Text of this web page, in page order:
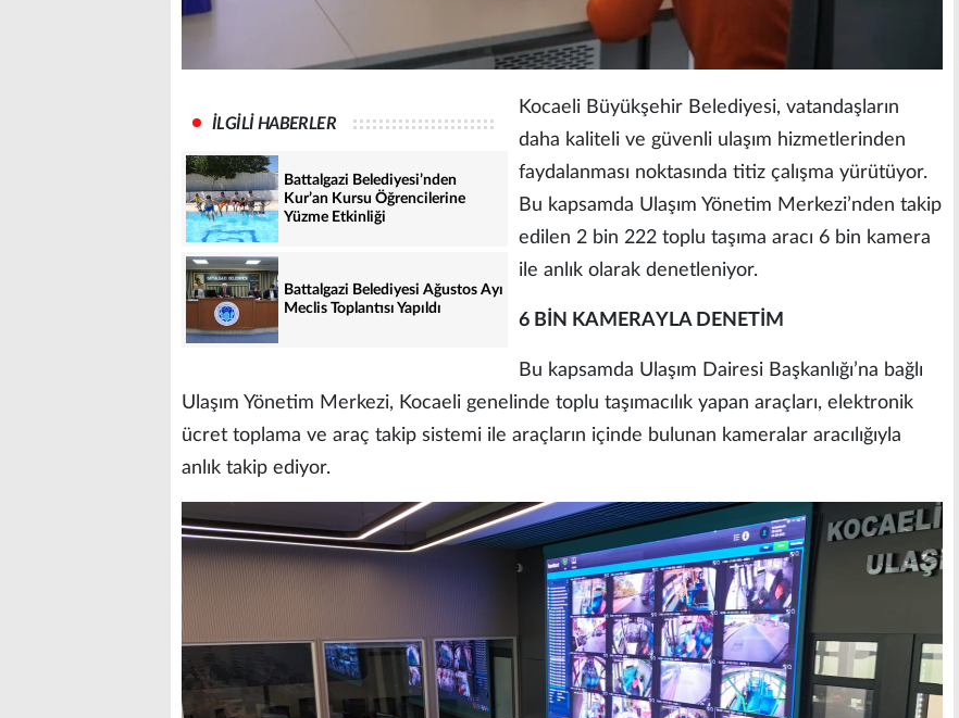
İLGİLİ HABERLER
Battalgazi Belediyesi’nden
Kur’an Kursu Öğrencilerine
Yüzme Etkinliği
Battalgazi Belediyesi Ağustos Ayı
Meclis Toplantısı Yapıldı
Kocaeli Büyükşehir Belediyesi, vatandaşların
daha kaliteli ve güvenli ulaşım hizmetlerinden
faydalanması noktasında titiz çalışma yürütüyor.
Bu kapsamda Ulaşım Yönetim Merkezi’nden takip
edilen 2 bin 222 toplu taşıma aracı 6 bin kamera
ile anlık olarak denetleniyor.
6 BİN KAMERAYLA DENETİM
Bu kapsamda Ulaşım Dairesi Başkanlığı’na bağlı
Ulaşım Yönetim Merkezi, Kocaeli genelinde toplu taşımacılık yapan araçları, elektronik
ücret toplama ve araç takip sistemi ile araçların içinde bulunan kameralar aracılığıyla
anlık takip ediyor.